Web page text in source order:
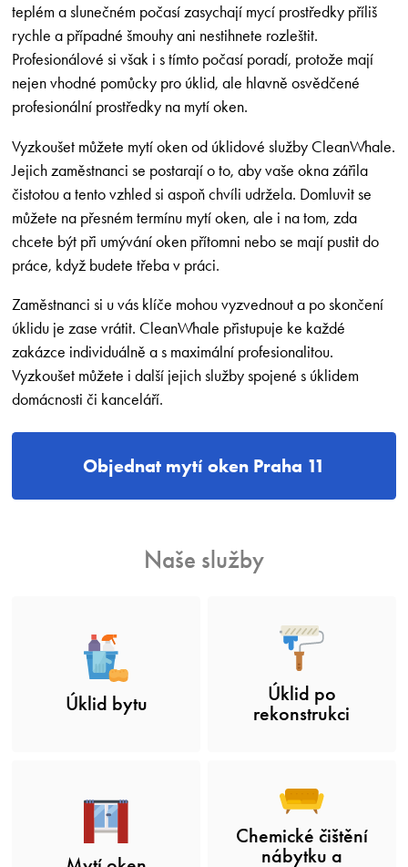
teplém a slunečném počasí zasychají mycí prostředky příliš
rychle a případné šmouhy ani nestihnete rozleštit.
Profesionálové si však i s tímto počasí poradí, protože mají
nejen vhodné pomůcky pro úklid, ale hlavně osvědčené
profesionální prostředky na mytí oken.
Vyzkoušet můžete mytí oken od úklidové služby CleanWhale.
Jejich zaměstnanci se postarají o to, aby vaše okna zářila
čistotou a tento vzhled si aspoň chvíli udržela. Domluvit se
můžete na přesném termínu mytí oken, ale i na tom, zda
chcete být při umývání oken přítomni nebo se mají pustit do
práce, když budete třeba v práci.
Zaměstnanci si u vás klíče mohou vyzvednout a po skončení
úklidu je zase vrátit. CleanWhale přistupuje ke každé
zakázce individuálně a s maximální profesionalitou.
Vyzkoušet můžete i další jejich služby spojené s úklidem
domácnosti či kanceláří.
Objednat mytí oken Praha 11
Naše služby
Úklid bytu
Úklid po
rekonstrukci
Chemické čištění
nábytku a